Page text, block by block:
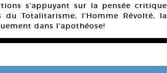
s’appuyant sur la pensée critique
Totalitarisme, l’Homme Révolté, la
dans l’apothéose!